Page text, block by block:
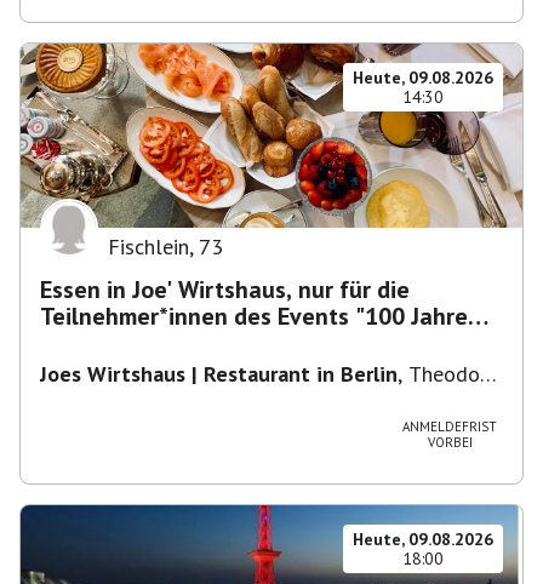
Heute, 09.08.2026
14:30
Fischlein, 73
Essen in Joe' Wirtshaus, nur für die
Teilnehmer*innen des Events "100 Jahre
Joes Wirtshaus | Restaurant in Berlin, Theodor-
ANMELDEFRIST
VORBEI
Heute, 09.08.2026
18:00